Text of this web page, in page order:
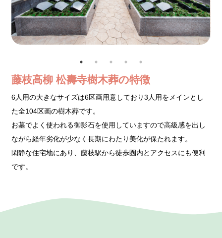
藤枝高柳 松壽寺樹木葬の特徴
6人用の大きなサイズは6区画用意しており3人用をメインとし
た全104区画の樹木葬です。
お墓でよく使われる御影石を使用していますので高級感を出し
ながら経年劣化が少なく長期にわたり美化が保たれます。
閑静な住宅地にあり、藤枝駅から徒歩圏内とアクセスにも便利
です。